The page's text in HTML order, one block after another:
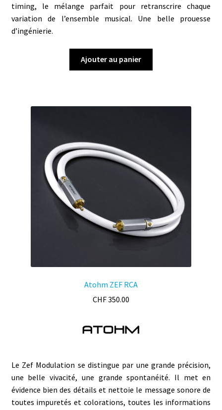
timing, le mélange parfait pour retranscrire chaque
variation de l’ensemble musical. Une belle prouesse
d’ingénierie.
Ajouter au panier
Atohm ZEF RCA
CHF350.00
Le Zef Modulation se distingue par une grande précision,
une belle vivacité, une grande spontanéité. Il met en
évidence bien des détails et nettoie le message sonore de
toutes impuretés et colorations, toutes les informations